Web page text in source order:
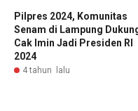
Pilpres 2024, Komunitas
Senam di Lampung
Cak Imin Jadi Presiden RI
2024
4 tahun lalu